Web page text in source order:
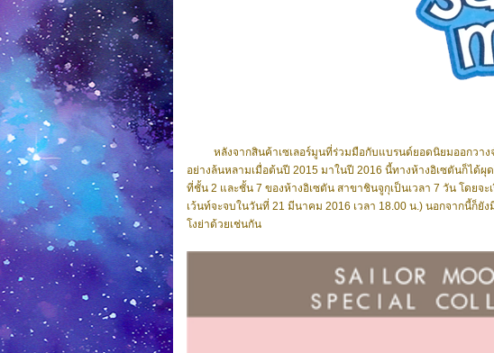
หลังจากสินค้าเซเลอร์มูนที่ร่วมมือกับแบรนด์ยอดนิยมออกวางจ
อย่างล้นหลามเมื่อต้นปี 2015 มาในปี 2016 นี้ทางห้างอิเซตันก็ได้
ที่ชั้น 2 และชั้น 7 ของห้างอิเซตัน สาขาชินจูกุเป็นเวลา 7 วัน โดยจ
เว้นท์จะจบในวันที่ 21 มีนาคม 2016 เวลา 18.00 น.) นอกจากนี้ก็
โงย่าด้วยเช่นกัน